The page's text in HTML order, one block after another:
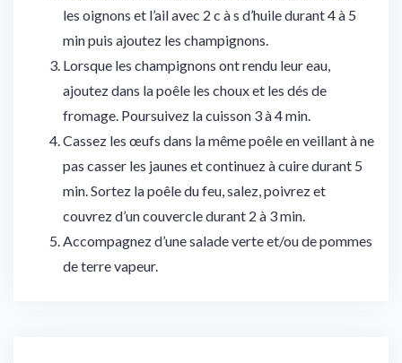
les oignons et l’ail avec 2 c à s d’huile durant 4 à 5
min puis ajoutez les champignons.
Lorsque les champignons ont rendu leur eau,
ajoutez dans la poêle les choux et les dés de
fromage. Poursuivez la cuisson 3 à 4 min.
Cassez les œufs dans la même poêle en veillant à ne
pas casser les jaunes et continuez à cuire durant 5
min. Sortez la poêle du feu, salez, poivrez et
couvrez d’un couvercle durant 2 à 3 min.
Accompagnez d’une salade verte et/ou de pommes
de terre vapeur.